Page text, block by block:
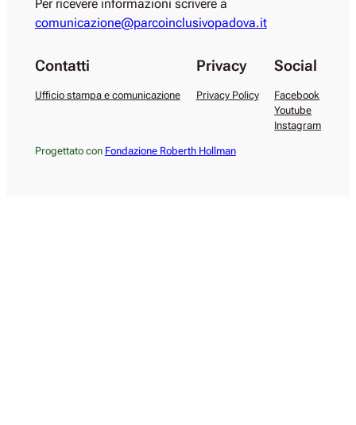
Per ricevere informazioni scrivere a
comunicazione@parcoinclusivopadova.it
Contatti
Ufficio stampa e comunicazione
Privacy
Privacy Policy
Social
Facebook
Youtube
Instagram
Progettato con Fondazione Roberth Hollman